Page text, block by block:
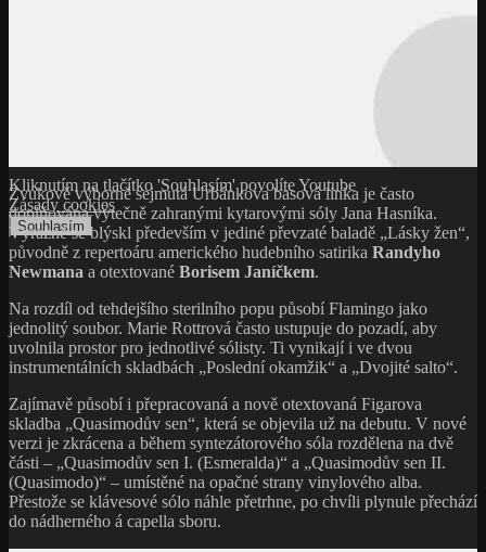
Kliknutím na tlačítko 'Souhlasím' povolíte Youtube
Zásady cookies
Souhlasím
Zvukově výborně sejmutá Urbánkova basová linka je často
doplňována výtečně zahranými kytarovými sóly Jana Hasníka.
Výrazně se blýskl především v jediné převzaté baladě „Lásky žen“,
původně z repertoáru amerického hudebního satirika Randyho
Newmana a otextované Borisem Janíčkem.
Na rozdíl od tehdejšího sterilního popu působí Flamingo jako
jednolitý soubor. Marie Rottrová často ustupuje do pozadí, aby
uvolnila prostor pro jednotlivé sólisty. Ti vynikají i ve dvou
instrumentálních skladbách „Poslední okamžik“ a „Dvojité salto“.
Zajímavě působí i přepracovaná a nově otextovaná Figarova
skladba „Quasimodův sen“, která se objevila už na debutu. V nové
verzi je zkrácena a během syntezátorového sóla rozdělena na dvě
části – „Quasimodův sen I. (Esmeralda)“ a „Quasimodův sen II.
(Quasimodo)“ – umístěné na opačné strany vinylového alba.
Přestože se klávesové sólo náhle přetrhne, po chvíli plynule přechází
do nádherného á capella sboru.